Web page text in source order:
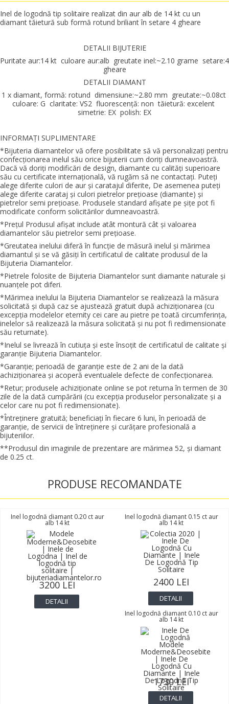
Inel de logodnă tip solitaire realizat din aur alb de 14 kt cu un
diamant tăietură sub formă rotund briliant în setare 4 gheare
DETALII BIJUTERIE
Puritate aur:14 kt culoare aur:alb greutate inel:~2.10 grame setare:4
gheare
DETALII DIAMANT
1 x diamant, formă: rotund dimensiune:~2.80 mm greutate:~0.08ct
culoare: G claritate: VS2 fluorescenţă: non tăietură: excelent
simetrie: EX polish: EX
INFORMAŢI SUPLIMENTARE
*Bijuteria diamantelor vă ofere posibilitate să vă personalizaţi pentru
confecţionarea inelul său orice bijuterii cum doriţi dumneavoastră.
Dacă vă doriţi modificări de design, diamante cu calităţi superioare
său cu certificate internaţională, vă rugăm să ne contactaţi. Puteţi
alege diferite culori de aur şi caratajul diferite, De asemenea puteţi
alege diferite carataj şi culori pietrelor preţioase (diamante) şi
pietrelor semi preţioase. Produsele standard afişate pe şiţe pot fi
modificate conform solicitărilor dumneavoastră.
*Preţul Produsul afişat include atât montură cât şi valoarea
diamantelor său pietrelor semi preţioase.
*Greutatea inelului diferă în funcţie de măsură inelul şi mărimea
diamantul şi se vă găsiţi în certificatul de calitate produsul de la
Bijuteria Diamantelor.
*Pietrele folosite de Bijuteria Diamantelor sunt diamante naturale şi
nuanţele pot diferi.
*Mărimea inelului la Bijuteria Diamantelor se realizează la măsura
solicitată şi după caz se ajustează gratuit după achiziţionarea (cu
excepţia modelelor eternity cei care au pietre pe toată circumferinţa,
inelelor să realizează la măsura solicitată şi nu pot fi redimensionate
său returnate).
*Inelul se livrează în cutiuţa şi este însoţit de certificatul de calitate şi
garanţie Bijuteria Diamantelor.
*Garanţie; perioadă de garanţie este de 2 ani de la dată
achiziţionarea şi acoperă eventualele defecte de confecţionarea.
*Retur; produsele achiziţionate online se pot returna în termen de 30
zile de la dată cumpărării (cu excepţia produselor personalizate şi a
celor care nu pot fi redimensionate).
*Întreţinere gratuită; beneficiaţi în fiecare 6 luni, în perioadă de
garanţie, de servicii de întreţinere şi curăţare profesională a
bijuteriilor.
**Produsul din imaginile de prezentare are mărimea 52, şi diamant
de 0.25 ct.
PRODUSE RECOMANDATE
Inel logodnă diamant 0.20 ct aur
alb 14 kt
3200 LEI
DETALII
Inel logodnă diamant 0.15 ct aur
alb 14 kt
2400 LEI
DETALII
Inel logodnă diamant 0.10 ct aur
alb 14 kt
1730 LEI
DETALII